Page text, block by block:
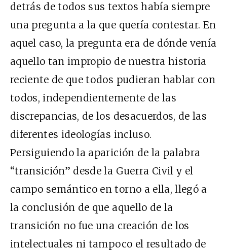
detrás de todos sus textos había siempre
una pregunta a la que quería contestar. En
aquel caso, la pregunta era de dónde venía
aquello tan impropio de nuestra historia
reciente de que todos pudieran hablar con
todos, independientemente de las
discrepancias, de los desacuerdos, de las
diferentes ideologías incluso.
Persiguiendo la aparición de la palabra
“transición” desde la Guerra Civil y el
campo semántico en torno a ella, llegó a
la conclusión de que aquello de la
transición no fue una creación de los
intelectuales ni tampoco el resultado de